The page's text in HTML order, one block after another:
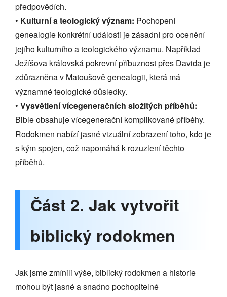
předpovědích.
• Kulturní a teologický význam: Pochopení
genealogie konkrétní události je zásadní pro ocenění
jejího kulturního a teologického významu. Například
Ježíšova královská pokrevní příbuznost přes Davida je
zdůrazněna v Matoušově genealogii, která má
významné teologické důsledky.
• Vysvětlení vícegeneračních složitých příběhů:
Bible obsahuje vícegenerační komplikované příběhy.
Rodokmen nabízí jasné vizuální zobrazení toho, kdo je
s kým spojen, což napomáhá k rozuzlení těchto
příběhů.
Část 2. Jak vytvořit
biblický rodokmen
Jak jsme zmínili výše, biblický rodokmen a historie
mohou být jasné a snadno pochopitelné